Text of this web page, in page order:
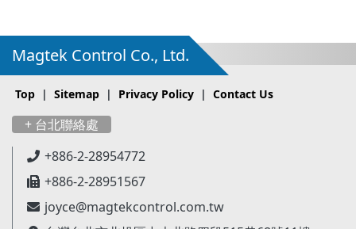
Magtek Control Co., Ltd.
Top | Sitemap | Privacy Policy | Contact Us
+ 台北聯絡處
+886-2-28954772
+886-2-28951567
joyce@magtekcontrol.com.tw